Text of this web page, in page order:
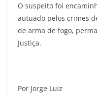
O suspeito foi
autuado pelos crimes
de arma de fogo,
Justiça.
Por Jorge Luiz